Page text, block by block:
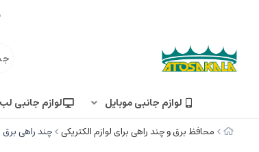
لوازم جانبی موبایل لوازم جانبی
محافظ برق و چند راهی برای لوازم الکتریکی چند راهی برق 8 سوکت 2500 وات، دو USB و دو تایپ‌سی هایکواستار Hicostar HS-PS322